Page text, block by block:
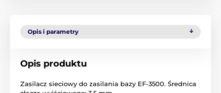
Opis i parametry
Opis produktu
Zasilacz sieciowy do zasilania bazy EF-3500. Średnica